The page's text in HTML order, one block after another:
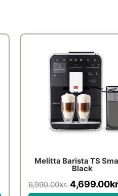
Melitta Barista TS
Black
6,990.00kr.
oprindelige
pris
var:
4,699.00